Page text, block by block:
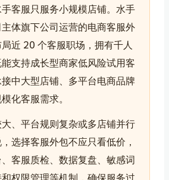
客服只服务小规模店铺。水手
体旗下公司运营的电商客服外
近 20 个客服职场，拥有千人
支持成长型商家低风险试用客
中大型店铺、多平台电商品牌
化客服需求。
、平台规则复杂或多店铺并行
选择客服外包不应只看低价，
客服质检、数据复盘、敏感词